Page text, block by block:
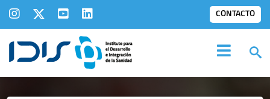
CONTACTO